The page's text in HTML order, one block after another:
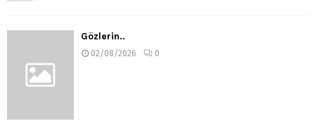
Gözlerin..
02/08/2026 0